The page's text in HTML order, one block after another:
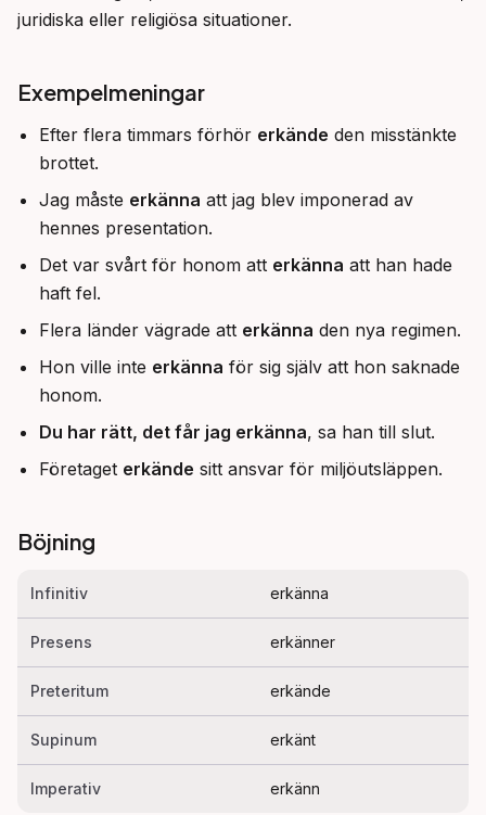
juridiska eller religiösa situationer.
Exempelmeningar
Efter flera timmars förhör erkände den misstänkte
brottet.
Jag måste erkänna att jag blev imponerad av
hennes presentation.
Det var svårt för honom att erkänna att han hade
haft fel.
Flera länder vägrade att erkänna den nya regimen.
Hon ville inte erkänna för sig själv att hon saknade
honom.
Du har rätt, det får jag erkänna, sa han till slut.
Företaget erkände sitt ansvar för miljöutsläppen.
Böjning
Infinitiv erkänna
Presens erkänner
Preteritum erkände
Supinum erkänt
Imperativ erkänn